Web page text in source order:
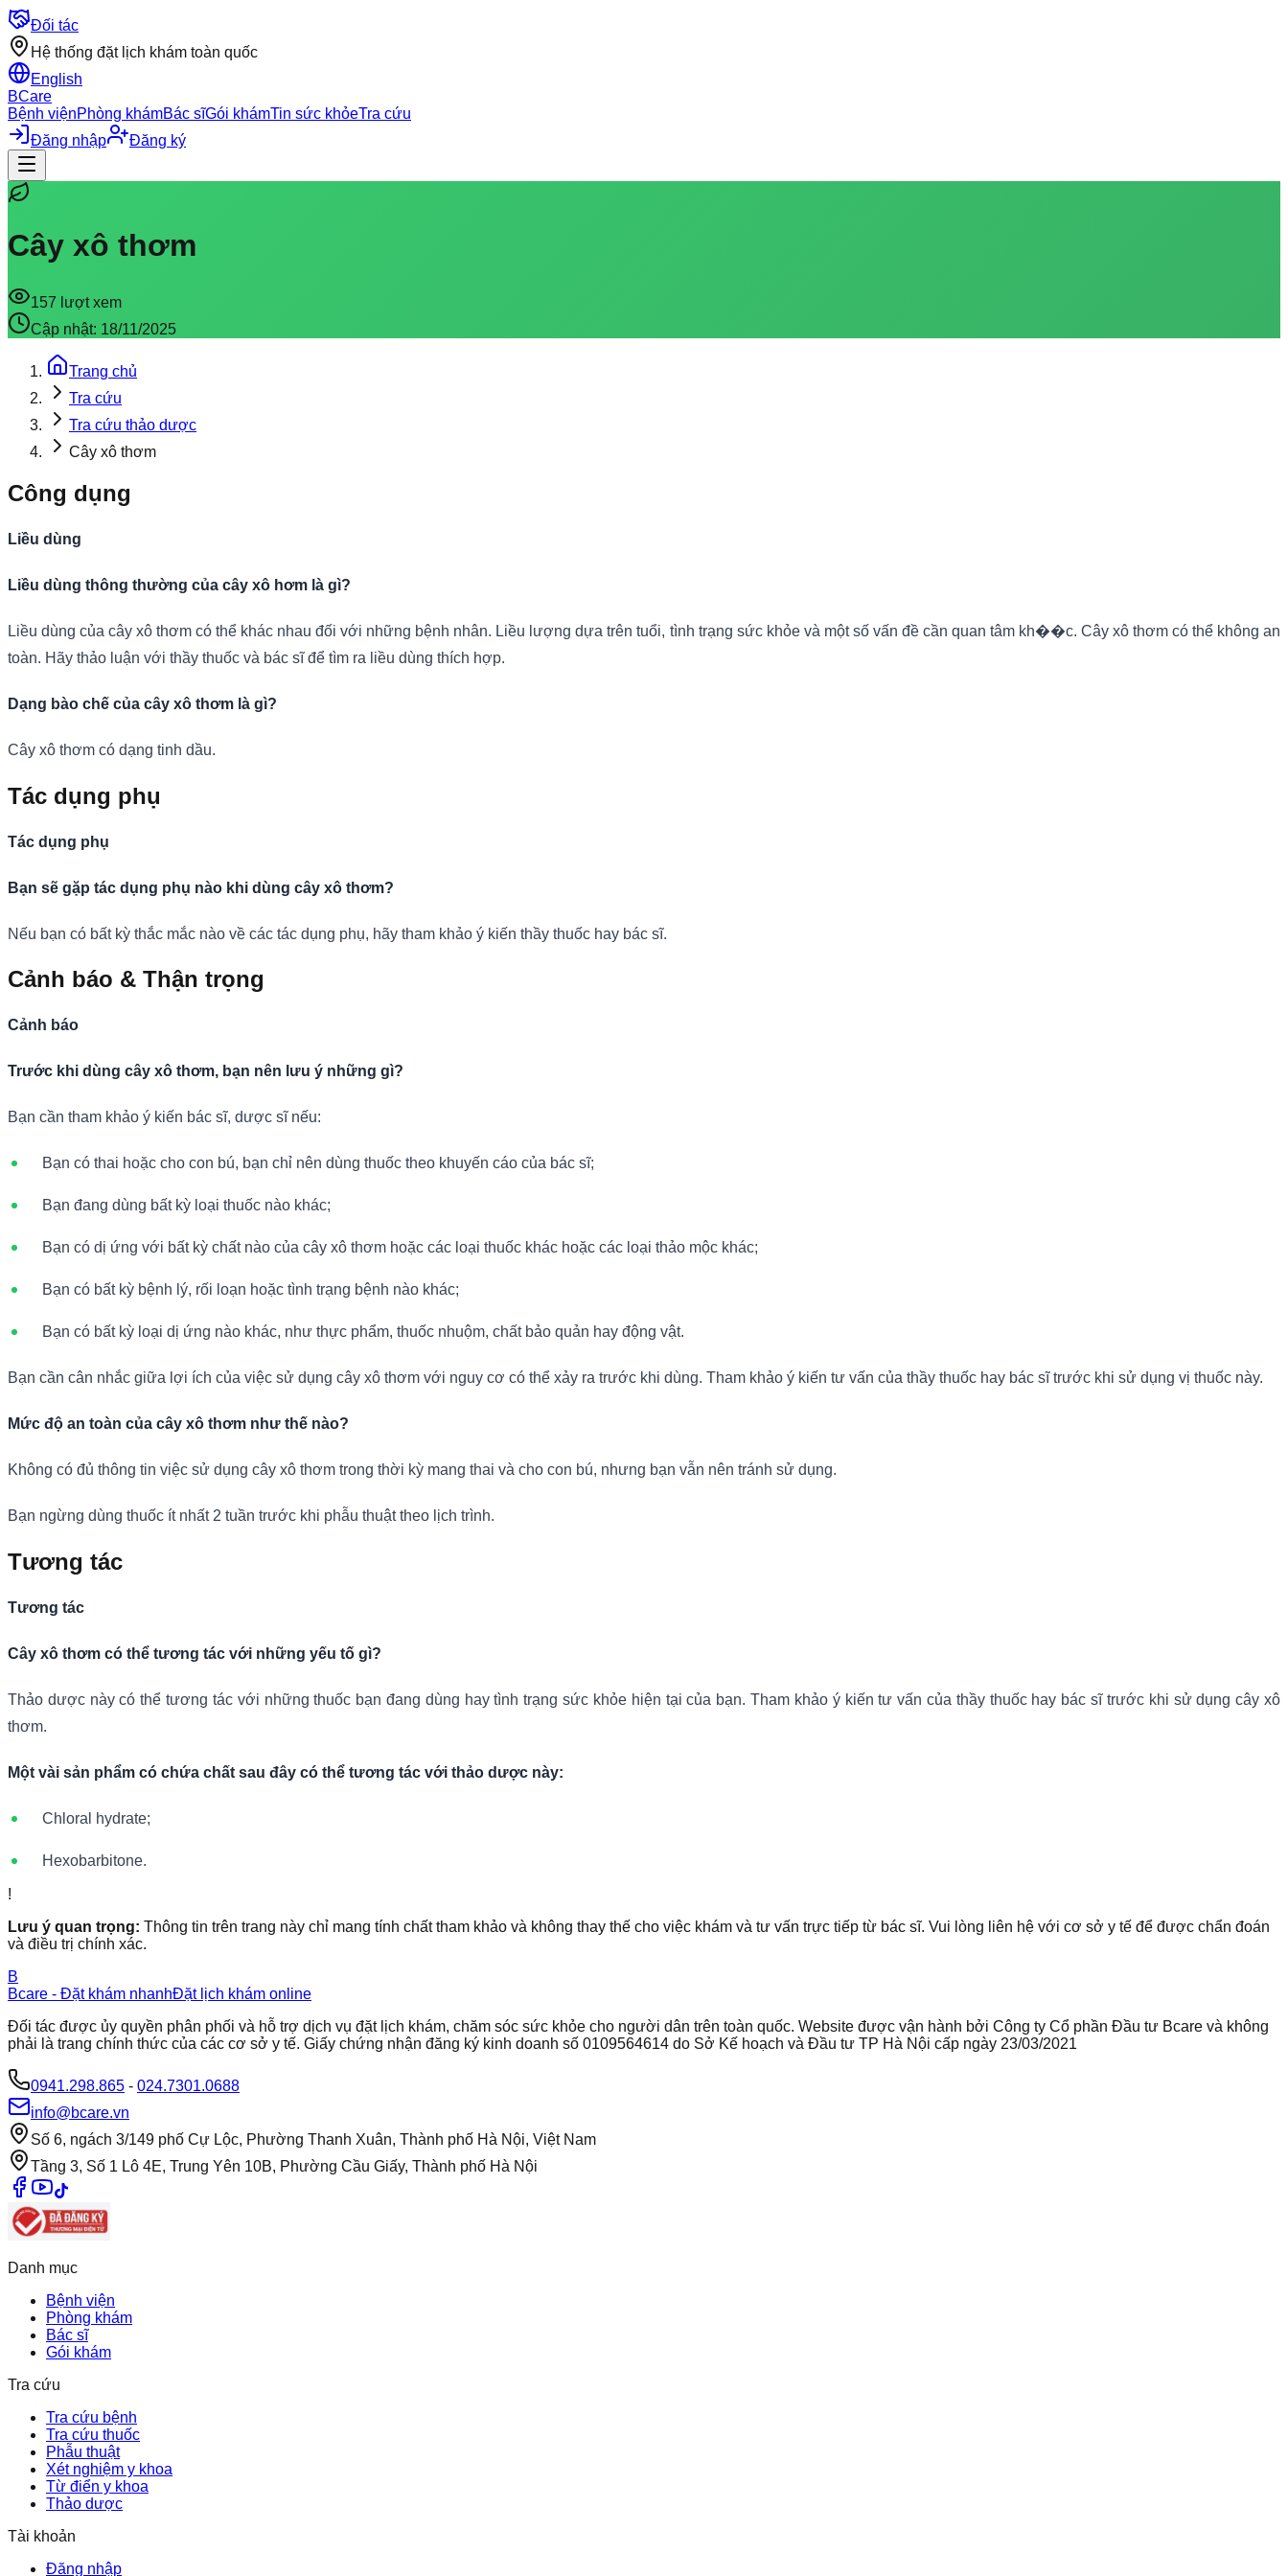
Đối tác
Hệ thống đặt lịch khám toàn quốc
English
BCare
Bệnh việnPhòng khámBác sĩGói khámTin sức khỏeTra cứu
Đăng nhập
Đăng ký
Cây xô thơm
157 lượt xem
Cập nhật: 18/11/2025
Trang chủ
Tra cứu
Tra cứu thảo dược
Cây xô thơm
Công dụng
Liều dùng
Liều dùng thông thường của cây xô hơm là gì?
Liều dùng của cây xô thơm có thể khác nhau đối với những bệnh nhân. Liều lượng dựa trên tuổi, tình trạng sức khỏe và một số vấn đề cần quan tâm kh��c. Cây xô thơm có thể không an
toàn. Hãy thảo luận với thầy thuốc và bác sĩ để tìm ra liều dùng thích hợp.
Dạng bào chế của cây xô thơm là gì?
Cây xô thơm có dạng tinh dầu.
Tác dụng phụ
Tác dụng phụ
Bạn sẽ gặp tác dụng phụ nào khi dùng cây xô thơm?
Nếu bạn có bất kỳ thắc mắc nào về các tác dụng phụ, hãy tham khảo ý kiến thầy thuốc hay bác sĩ.
Cảnh báo & Thận trọng
Cảnh báo
Trước khi dùng cây xô thơm, bạn nên lưu ý những gì?
Bạn cần tham khảo ý kiến bác sĩ, dược sĩ nếu:
Bạn có thai hoặc cho con bú, bạn chỉ nên dùng thuốc theo khuyến cáo của bác sĩ;
Bạn đang dùng bất kỳ loại thuốc nào khác;
Bạn có dị ứng với bất kỳ chất nào của cây xô thơm hoặc các loại thuốc khác hoặc các loại thảo mộc khác;
Bạn có bất kỳ bệnh lý, rối loạn hoặc tình trạng bệnh nào khác;
Bạn có bất kỳ loại dị ứng nào khác, như thực phẩm, thuốc nhuộm, chất bảo quản hay động vật.
Bạn cần cân nhắc giữa lợi ích của việc sử dụng cây xô thơm với nguy cơ có thể xảy ra trước khi dùng. Tham khảo ý kiến tư vấn của thầy thuốc hay bác sĩ trước khi sử dụng vị thuốc này.
Mức độ an toàn của cây xô thơm như thế nào?
Không có đủ thông tin việc sử dụng cây xô thơm trong thời kỳ mang thai và cho con bú, nhưng bạn vẫn nên tránh sử dụng.
Bạn ngừng dùng thuốc ít nhất 2 tuần trước khi phẫu thuật theo lịch trình.
Tương tác
Tương tác
Cây xô thơm có thể tương tác với những yếu tố gì?
Thảo dược này có thể tương tác với những thuốc bạn đang dùng hay tình trạng sức khỏe hiện tại của bạn. Tham khảo ý kiến tư vấn của thầy thuốc hay bác sĩ trước khi sử dụng cây xô
thơm.
Một vài sản phẩm có chứa chất sau đây có thể tương tác với thảo dược này:
Chloral hydrate;
Hexobarbitone.
!
Lưu ý quan trọng: Thông tin trên trang này chỉ mang tính chất tham khảo và không thay thế cho việc khám và tư vấn trực tiếp từ bác sĩ. Vui lòng liên hệ với cơ sở y tế để được chẩn đoán
và điều trị chính xác.
B
Bcare - Đặt khám nhanhĐặt lịch khám online
Đối tác được ủy quyền phân phối và hỗ trợ dịch vụ đặt lịch khám, chăm sóc sức khỏe cho người dân trên toàn quốc. Website được vận hành bởi Công ty Cổ phần Đầu tư Bcare và không
phải là trang chính thức của các cơ sở y tế. Giấy chứng nhận đăng ký kinh doanh số 0109564614 do Sở Kế hoạch và Đầu tư TP Hà Nội cấp ngày 23/03/2021
0941.298.865 - 024.7301.0688
info@bcare.vn
Số 6, ngách 3/149 phố Cự Lộc, Phường Thanh Xuân, Thành phố Hà Nội, Việt Nam
Tầng 3, Số 1 Lô 4E, Trung Yên 10B, Phường Cầu Giấy, Thành phố Hà Nội
Danh mục
Bệnh viện
Phòng khám
Bác sĩ
Gói khám
Tra cứu
Tra cứu bệnh
Tra cứu thuốc
Phẫu thuật
Xét nghiệm y khoa
Từ điển y khoa
Thảo dược
Tài khoản
Đăng nhập